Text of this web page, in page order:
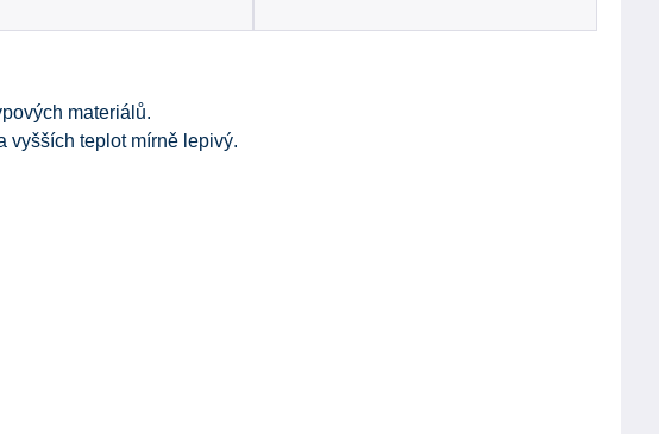
materiálů.
vyšších teplot mírně lepivý.